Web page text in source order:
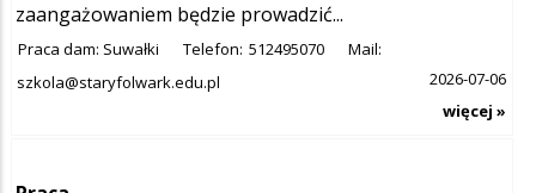
zaangażowaniem będzie prowadzić...
Praca dam: Suwałki Telefon: 512495070
Mail:
szkola@staryfolwark.edu.pl
2026-07-06
więcej »